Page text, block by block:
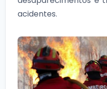
acidentes.